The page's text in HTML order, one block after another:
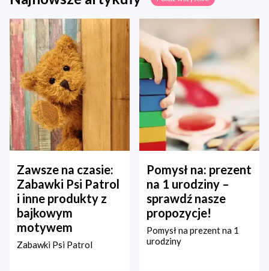
Zawsze na czasie:
Zabawki Psi Patrol
i inne produkty z
bajkowym
motywem
Zabawki Psi Patrol
Pomysł na: prezent
na 1 urodziny –
sprawdź nasze
propozycje!
Pomysł na prezent na 1
urodziny